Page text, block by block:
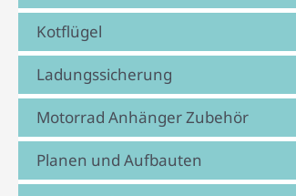
Kotflügel
Ladungssicherung
Motorrad Anhänger Zubehör
Planen und Aufbauten